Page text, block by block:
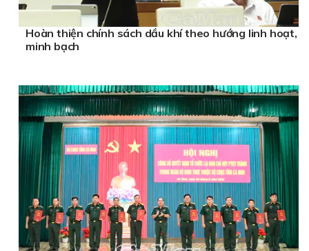
Hoàn thiện chính sách dầu khí theo hướng linh hoạt,
minh bạch